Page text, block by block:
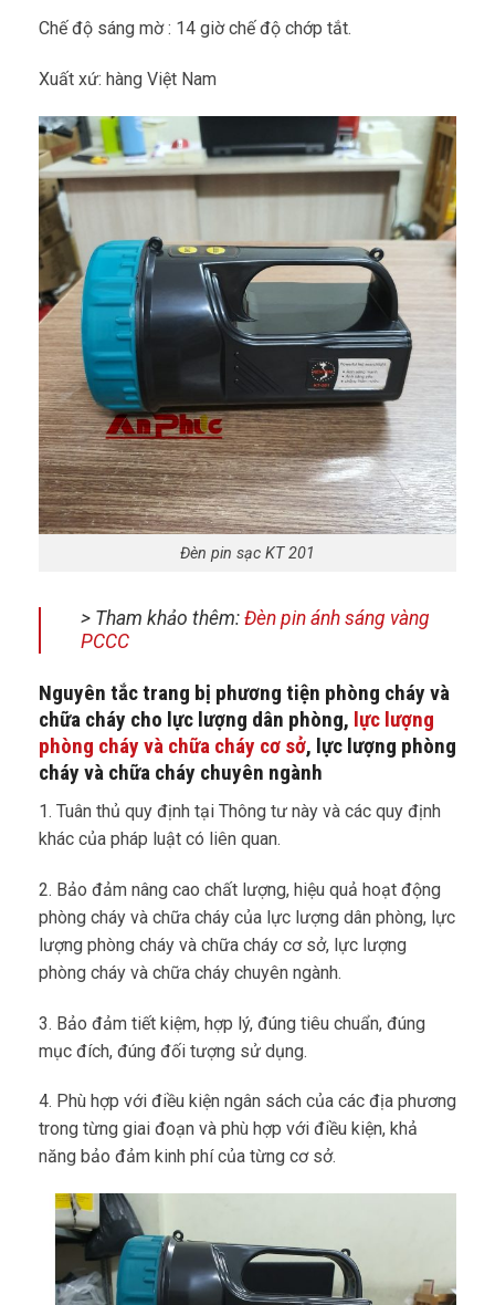
Chế độ sáng mờ : 14 giờ chế độ chớp tắt.
Xuất xứ: hàng Việt Nam
Đèn pin sạc KT 201
> Tham khảo thêm: Đèn pin ánh sáng vàng
PCCC
Nguyên tắc trang bị phương tiện phòng cháy và
chữa cháy cho lực lượng dân phòng, lực lượng
phòng cháy và chữa cháy cơ sở, lực lượng phòng
cháy và chữa cháy chuyên ngành
1. Tuân thủ quy định tại Thông tư này và các quy định
khác của pháp luật có liên quan.
2. Bảo đảm nâng cao chất lượng, hiệu quả hoạt động
phòng cháy và chữa cháy của lực lượng dân phòng, lực
lượng phòng cháy và chữa cháy cơ sở, lực lượng
phòng cháy và chữa cháy chuyên ngành.
3. Bảo đảm tiết kiệm, hợp lý, đúng tiêu chuẩn, đúng
mục đích, đúng đối tượng sử dụng.
4. Phù hợp với điều kiện ngân sách của các địa phương
trong từng giai đoạn và phù hợp với điều kiện, khả
năng bảo đảm kinh phí của từng cơ sở.